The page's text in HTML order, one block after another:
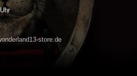
store.de